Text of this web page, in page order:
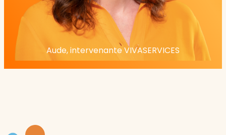
Aude, intervenante VIVASERVICES